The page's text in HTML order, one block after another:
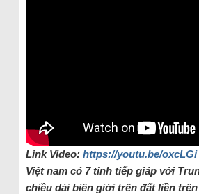
Link Video: https://youtu.be/
Việt nam có 7 tỉnh tiếp giáp với
chiều dài biên giới trên đất liền